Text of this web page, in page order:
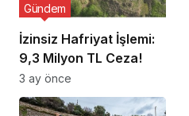
İzinsiz Hafriyat İşlemi:
9,3 Milyon TL Ceza!
Gündem
3 ay önce